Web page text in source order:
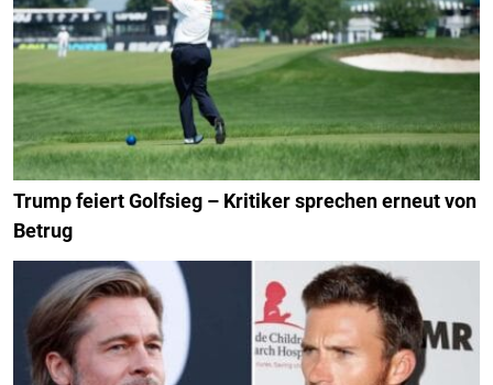
Trump feiert Golfsieg – Kritiker sprechen erneut von
Betrug